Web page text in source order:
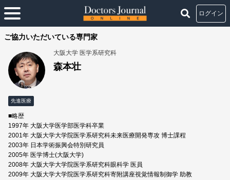
ログイン
ご協力いただいている専門家
大阪大学 医学系研究科
森本壮
先進医療
■略歴
1997年 大阪大学医学部医学科卒業
2001年 大阪大学大学院医学系研究科未来医療開発専攻 博士課程
2003年 日本学術振興会特別研究員
2005年 医学博士(大阪大学)
2008年 大阪大学大学院医学系研究科眼科学 医員
2009年 大阪大学大学院医学系研究科寄附講座視覚情報制御学 助教